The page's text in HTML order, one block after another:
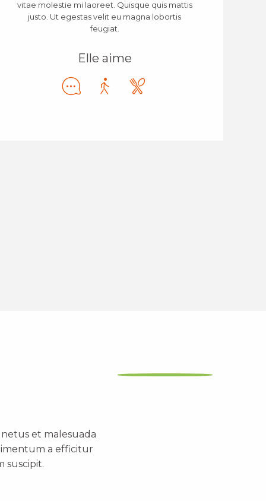
vitae molestie mi laoreet. Quisque quis mattis
justo. Ut egestas velit eu magna lobortis
feugiat.
Elle aime
et malesuada
a efficitur
suscipit.